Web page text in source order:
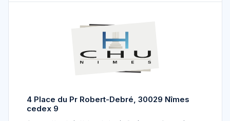
4 Place du Pr Robert-Debré, 30029 Nîmes
cedex 9